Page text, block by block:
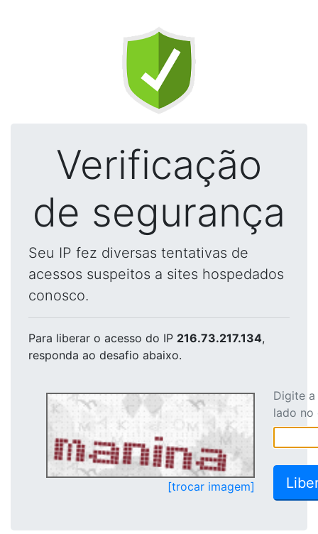
Verificação
de segurança
Seu IP fez diversas tentativas de
acessos suspeitos a sites hospedados
conosco.
Para liberar o acesso do IP 216.73.217.134,
responda ao desafio abaixo.
[trocar imagem]
Digite
lado no